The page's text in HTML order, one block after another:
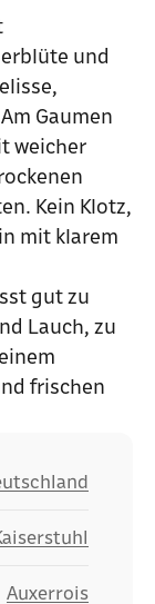
und
Gaumen
weicher
Kein Klotz,
mit klarem
gut zu
Lauch, zu
frischen
Auxerrois